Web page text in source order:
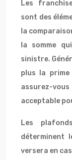
Les
sont des
la
la somme
sinistre.
plus la prime
assurez-
acceptable
Les
déterminent
versera en